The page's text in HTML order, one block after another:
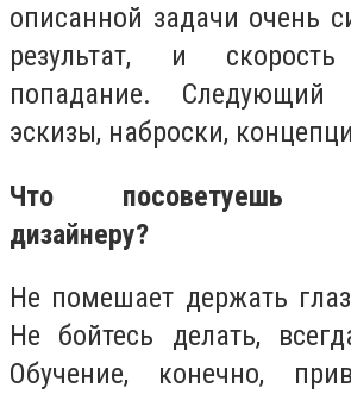
описанной задачи очень
результат, и
попадание.
эскизы, наброски,
Что посоветуешь
дизайнеру?
Не помешает держать
Не бойтесь делать,
Обучение, конечно,